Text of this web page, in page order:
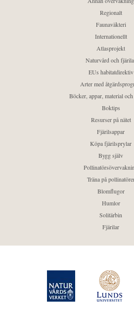
Regionalt
Faunaväkteri
Internationellt
Atlasprojekt
Naturvård och
EUs habitatdirektiv
Arter med
Böcker, appar, material
Boktips
Resurser på nätet
Fjärilsappar
Köpa fjärilsprylar
Bygg själv
Träna på
Blomflugor
Humlor
Solitärbin
Fjärilar